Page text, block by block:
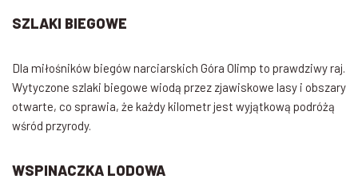
SZLAKI BIEGOWE
Dla miłośników biegów narciarskich Góra Olimp to prawdziwy raj.
Wytyczone szlaki biegowe wiodą przez zjawiskowe lasy i obszary
otwarte, co sprawia, że każdy kilometr jest wyjątkową podróżą
wśród przyrody.
WSPINACZKA LODOWA